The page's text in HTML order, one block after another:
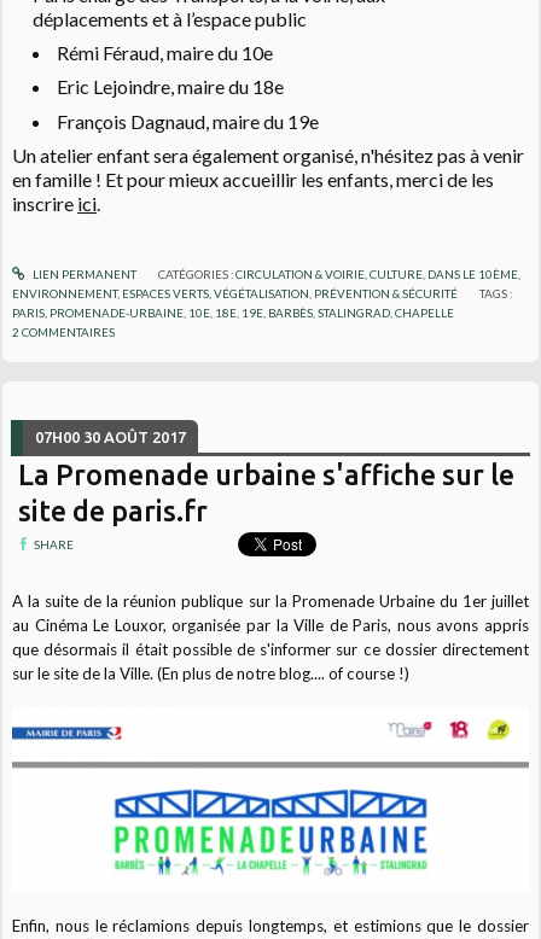
déplacements et à l’espace public
Rémi Féraud, maire du 10e
Eric Lejoindre, maire du 18e
François Dagnaud, maire du 19e
Un atelier enfant sera également organisé, n'hésitez pas à venir
en famille ! Et pour mieux accueillir les enfants, merci de les
inscrire ici
LIEN PERMANENT CATÉGORIES :CIRCULATION & VOIRIE, CULTURE, DANS LE 10ÈME,
ENVIRONNEMENT, ESPACES VERTS, VÉGÉTALISATION PRÉVENTION & SÉCURITÉ
TAGS :
PARIS PROMENADE-URBAINE 10E 18E 19E BARBÈS ,STALINGRAD ,CHAPELLE
2 COMMENTAIRES
07H00 30 AOÛT 2017
La Promenade urbaine s'affiche sur le
site de paris.fr
SHARE
A la suite de la réunion publique sur la Promenade Urbaine du 1er juillet
au Cinéma Le Louxor, organisée par la Ville de Paris, nous avons appris
que désormais il était possible de s'informer sur ce dossier directement
sur le site de la Ville. (En plus de notre blog.... of course !)
Enfin, nous le réclamions depuis longtemps, et estimions que le dossier